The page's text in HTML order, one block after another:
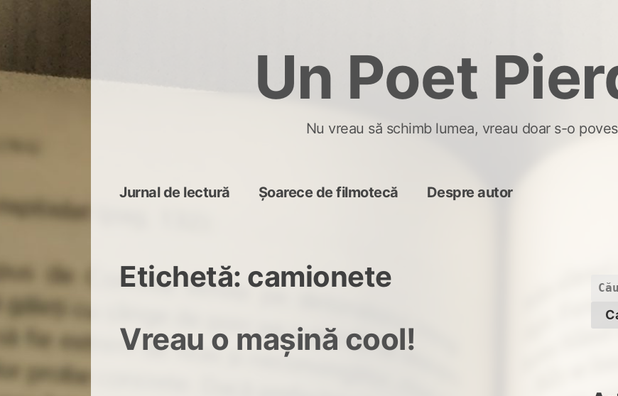
Un Poet
Nu vreau să schimb lumea, vreau doar s-o
Jurnal de lectură Șoarece de filmotecă Despre autor
Etichetă: camionete
Vreau o mașină cool!